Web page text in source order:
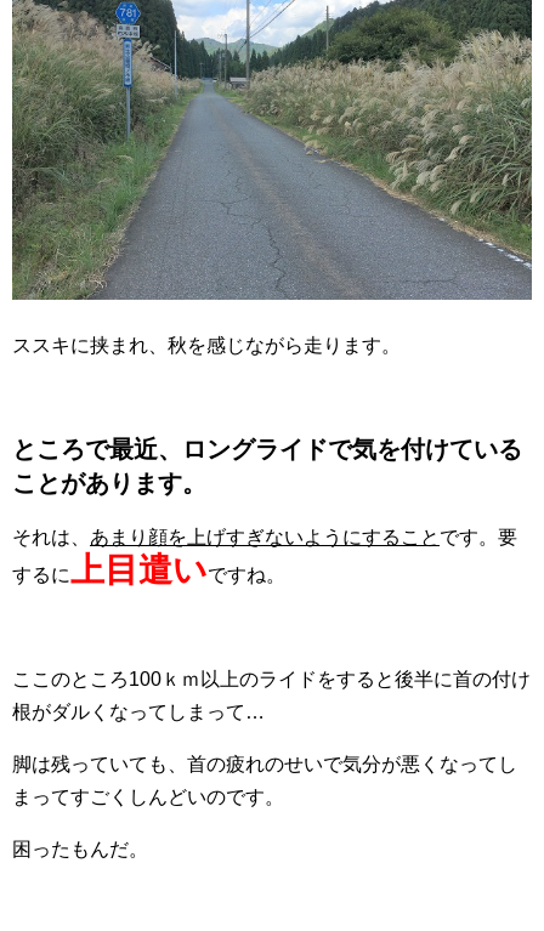
ススキに挟まれ、秋を感じながら走ります。
ところで最近、ロングライドで気を付けている
ことがあります。
それは、 あまり顔を上げすぎないようにすること です。要
するに上目遣いですね。
ここのところ100ｋｍ以上のライドをすると後半に首の付け
根がダルくなってしまって…
脚は残っていても、首の疲れのせいで気分が悪くなってし
まってすごくしんどいのです。
困ったもんだ。